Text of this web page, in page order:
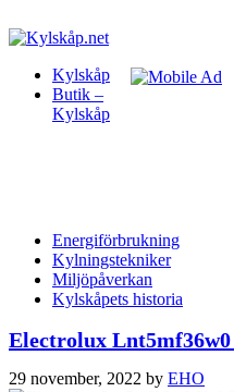
Kylskåp
Butik –
Kylskåp
Energiförbrukning
Kylningstekniker
Miljöpåverkan
Kylskåpets historia
Electrolux
29 november, 2022 by EHO